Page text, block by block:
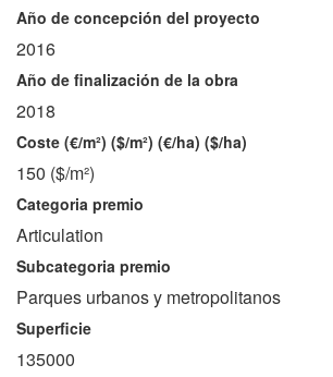
Año de concepción del proyecto
2016
Año de finalización de la obra
2018
Coste (€/m²) ($/m²) (€/ha) ($/ha)
150 ($/m²)
Categoria premio
Articulation
Subcategoria premio
Parques urbanos y metropolitanos
Superficie
135000